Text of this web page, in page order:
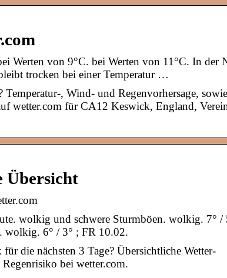
Werten von 9°C. bei Werten von 11°C. In der
trocken bei einer Temperatur …
, Wind- und Regenvorhersage, sowie
wetter.com für CA12 Keswick, England,
Übersicht
wolkig und schwere Sturmböen. wolkig. 7° /
wolkig. 6° / 3° ; FR 10.02.
die nächsten 3 Tage? Übersichtliche Wetter-
bei wetter.com.